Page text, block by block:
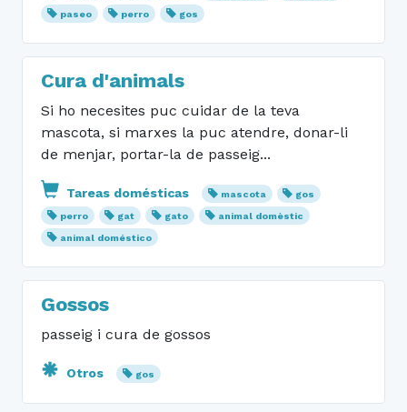
paseo
perro gos
Cura d'animals
Si ho necesites puc cuidar de la teva
mascota, si marxes la puc atendre, donar-li
de menjar, portar-la de passeig...
Tareas domésticas mascota
gos
perro
gat gato
animal domèstic
animal doméstico
Gossos
passeig i cura de gossos
Otros gos